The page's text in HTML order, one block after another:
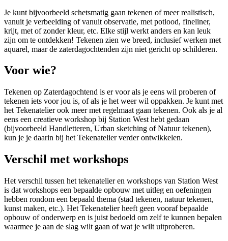
Je kunt bijvoorbeeld schetsmatig gaan tekenen of meer realistisch,
vanuit je verbeelding of vanuit observatie, met potlood, fineliner,
krijt, met of zonder kleur, etc. Elke stijl werkt anders en kan leuk
zijn om te ontdekken! Tekenen zien we breed, inclusief werken met
aquarel, maar de zaterdagochtenden zijn niet gericht op schilderen.
Voor wie?
Tekenen op Zaterdagochtend is er voor als je eens wil proberen of
tekenen iets voor jou is, of als je het weer wil oppakken. Je kunt met
het Tekenatelier ook meer met regelmaat gaan tekenen. Ook als je al
eens een creatieve workshop bij Station West hebt gedaan
(bijvoorbeeld Handletteren, Urban sketching of Natuur tekenen),
kun je je daarin bij het Tekenatelier verder ontwikkelen.
Verschil met workshops
Het verschil tussen het tekenatelier en workshops van Station West
is dat workshops een bepaalde opbouw met uitleg en oefeningen
hebben rondom een bepaald thema (stad tekenen, natuur tekenen,
kunst maken, etc.). Het Tekenatelier heeft geen vooraf bepaalde
opbouw of onderwerp en is juist bedoeld om zelf te kunnen bepalen
waarmee je aan de slag wilt gaan of wat je wilt uitproberen.